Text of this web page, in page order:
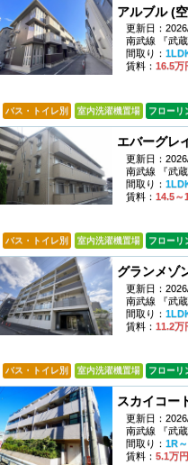
アルブル (
更新日：
南武線 『武
間取り：
賃料： 16.5万
バス・トイレ別 室内洗濯機置場 フローリ
エバーグレ
更新日：
南武線 『武
間取り：
賃料： 14.5～
バス・トイレ別 室内洗濯機置場 フローリ
グランメゾ
更新日：
南武線 『武
間取り：
賃料： 11.2万
バス・トイレ別 室内洗濯機置場 フローリ
スカイコー
更新日：
南武線 『武
間取り： 1R
賃料： 5.1万円